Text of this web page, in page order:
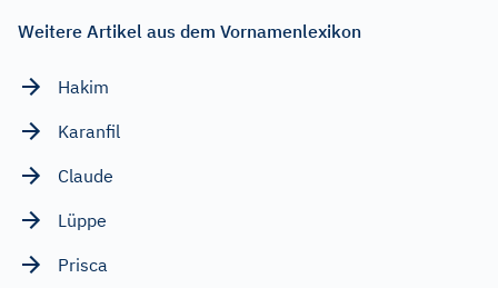
Weitere Artikel aus dem Vornamenlexikon
Hakim
Karanfil
Claude
Lüppe
Prisca